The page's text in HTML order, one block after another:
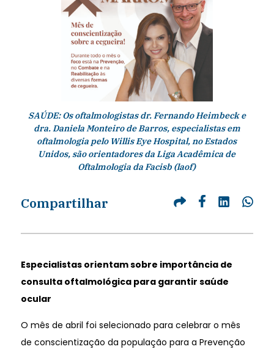
SAÚDE: Os oftalmologistas dr. Fernando Heimbeck e
dra. Daniela Monteiro de Barros, especialistas em
oftalmologia pelo Willis Eye Hospital, no Estados
Unidos, são orientadores da Liga Acadêmica de
Oftalmologia da Facisb (laof)
Compartilhar
Especialistas orientam sobre importância de
consulta oftalmológica para garantir saúde
ocular
O mês de abril foi selecionado para celebrar o mês
de conscientização da população para a Prevenção